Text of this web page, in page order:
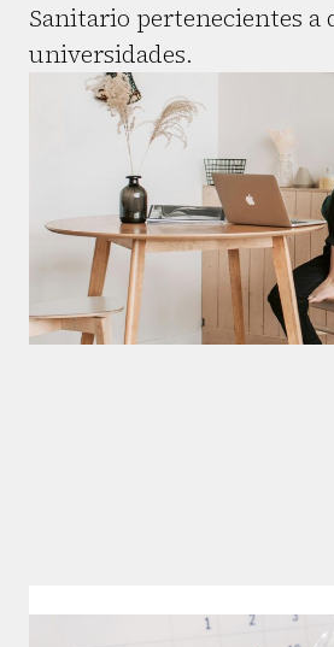
Sanitario pertenecientes a
universidades.